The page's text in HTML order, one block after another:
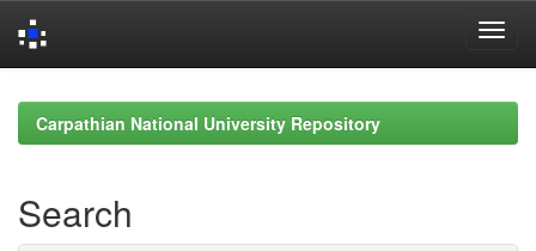
navigationCarpathian National University Repository
Search